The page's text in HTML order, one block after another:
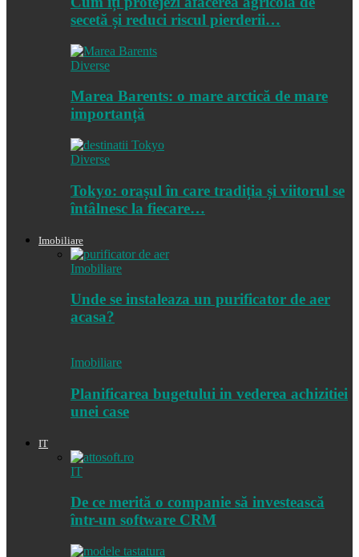
secetă și reduci riscul pierderii…
Diverse
Marea Barents: o mare arctică de mare
importanță
Diverse
Tokyo: orașul în care tradiția și viitorul se
întâlnesc la fiecare…
Imobiliare
Imobiliare
Unde se instaleaza un purificator de aer
acasa?
Imobiliare
Planificarea bugetului in vederea achizitiei
unei case
IT
IT
De ce merită o companie să investească
într-un software CRM